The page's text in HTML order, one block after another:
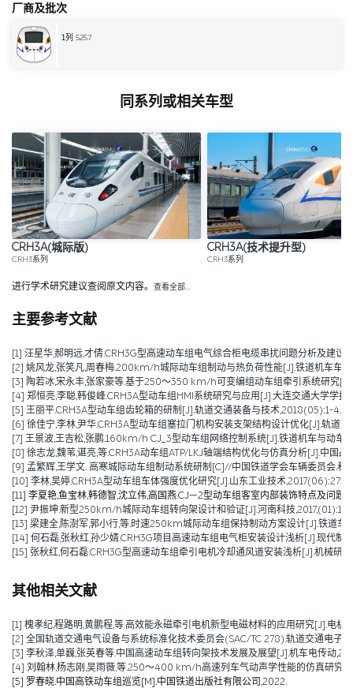
厂商及批次
1列 5257
同系列或相关车型
CRH3A(城际版)
CRH3系列
CRH3A(技术提升型)
CRH3系列
进行学术研究建议查阅原文内容。 查看全部…
主要参考文献
[1] 汪星华,郝明远,才倩.CRH3G型高速动车组电气综合柜电缆串扰问题分析及建
[2] 姚风龙,张笑凡,周春梅.200km/h城际动车组制动与热负荷性能[J].铁道机车车
[3] 陶若冰,宋永丰,张家豪等.基于250～350 km/h可变编组动车组牵引系统研究
[4] 郑恒亮,李聪,韩俊峰.CRH3A型动车组HMI系统研究与应用[J].大连交通大学学报
[5] 王丽平.CRH3A型动车组齿轮箱的研制[J].轨道交通装备与技术,2018(05):1-4.
[6] 徐佳宁,李林,尹华.CRH3A型动车组塞拉门机构安装支架结构设计优化[J].轨道
[7] 王景波,王吉松,张鹏.160km/h CJ_3型动车组网络控制系统[J].铁道机车与动车
[8] 徐志龙,魏苇,谌亮,等.CRH3A动车组ATP/LKJ轴端结构优化与仿真分析[J].中国战
[9] 孟繁辉,王学文. 高寒城际动车组制动系统研制[C]//中国铁道学会车辆委员会.
[10] 李林,吴婷.CRH3A型动车组车体强度优化研究[J].山东工业技术,2017(06):275-
[11] 李夏艳,鱼宝林,韩德智,沈立伟,高国燕.CJ—2型动车组客室内部装饰特点及问
[12] 尹振坤.新型250km/h城际动车组转向架设计和验证[J].河南科技
[13] 梁建全,陈澍军,郭小行,等.时速250km城际动车组保持制动方案设计[J].铁道车
[14] 何石磊,张秋红,孙少婧.CRH3G项目高速动车组电气柜安装设计浅析[J].现代
[15] 张秋红,何石磊.CRH3G型高速动车组牵引电机冷却通风道安装浅析[J].机械研
其他相关文献
[1] 槐孝纪,程路明,黄鹏程,等.高效能永磁牵引电机新型电磁材料的应用研究[J].电
[2] 全国轨道交通电气设备与系统标准化技术委员会(SAC/TC 278).轨道交通电
[3] 李秋泽,单巍,张英春等.中国高速动车组转向架技术发展及展望[J].机车电传动
[4] 刘翰林,杨志刚,吴雨薇,等.250～400 km/h高速列车气动声学性能的仿真研究
[5] 罗春晓.中国高铁动车组巡览[M].中国铁道出版社有限公司,2022.